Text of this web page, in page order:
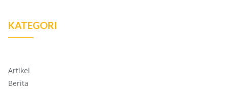
KATEGORI
Artikel
Berita